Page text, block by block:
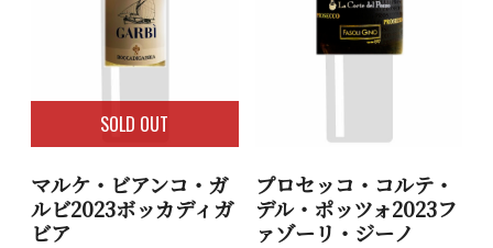
SOLD OUT
マルケ・ビアンコ・ガ
ルビ2023ボッカディガ
ビア
プロセッコ・コルテ・
デル・ポッツォ2023フ
ァゾーリ・ジーノ